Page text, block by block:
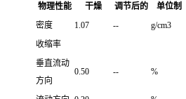
物理性能 干燥 调节后的 单位制
密度
1.07 -- g/cm3
收缩率
垂直流动
方向
0.50 -- %